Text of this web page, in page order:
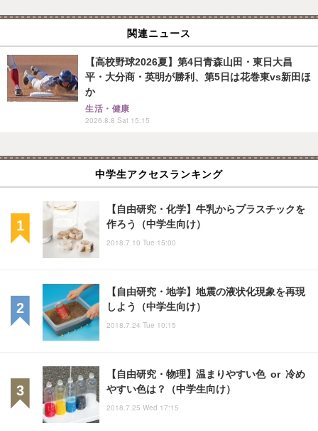
関連ニュース
【高校野球2026夏】第4日青森山田・東日大昌
平・大分商・英明が勝利、第5日は花巻東vs新田ほ
か
生活・健康
2026.8.8 Sat 15:15
中学生アクセスランキング
【自由研究・化学】牛乳からプラスチックを
作ろう（中学生向け）
2018.7.10 Tue 15:00
【自由研究・地学】地震の液状化現象を再現
しよう（中学生向け）
2018.7.24 Tue 10:15
【自由研究・物理】温まりやすい色 or 冷め
やすい色は？（中学生向け）
2018.7.25 Wed 17:15